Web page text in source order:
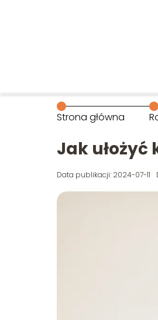
Strona główna
Jak
Data publikacji: 2024-07-11